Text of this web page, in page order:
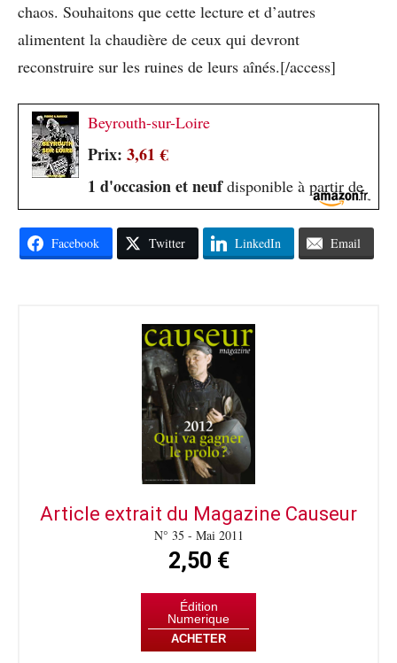
chaos. Souhaitons que cette lecture et d’autres
alimentent la chaudière de ceux qui devront
reconstruire sur les ruines de leurs aînés.[/access]
Beyrouth-sur-Loire
Prix: 3,61 €
1 d'occasion et neufdisponible à partir de
Facebook Twitter LinkedIn Email
Article extrait du Magazine Causeur
N° 35 - Mai 2011
2,50 €
Édition
Numerique
ACHETER